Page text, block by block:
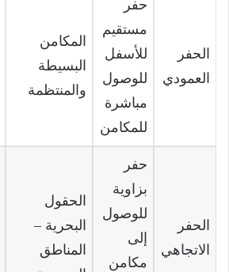
الحفر
العمودي
حفر
مستقيم
للأسفل
للوصول
مباشرة
للمكامن
المكامن
البسيطة
والمنتظمة
الحفر
الاتجاهي
حفر
بزاوية
للوصول
إلى
مكامن
الحقول
البحرية –
المناطق